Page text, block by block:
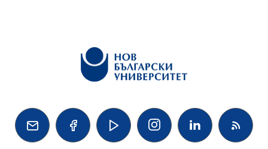
   